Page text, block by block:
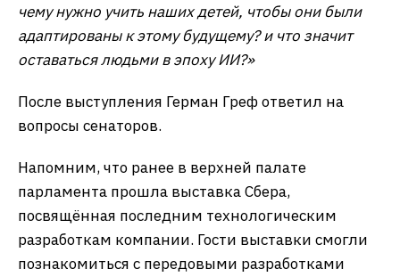
чему нужно учить наших детей, чтобы они были
адаптированы к этому будущему? и что значит
оставаться людьми в эпоху ИИ?»
После выступления Герман Греф ответил на
вопросы сенаторов.
Напомним, что ранее в верхней палате
парламента прошла выставка Сбера,
посвящённая последним технологическим
разработкам компании. Гости выставки смогли
познакомиться с передовыми разработками